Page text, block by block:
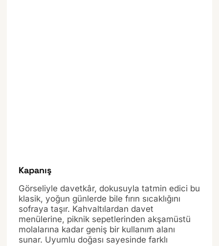
Kapanış
Görseliyle davetkâr, dokusuyla tatmin edici bu
klasik, yoğun günlerde bile fırın sıcaklığını
sofraya taşır. Kahvaltılardan davet
menülerine, piknik sepetlerinden akşamüstü
molalarına kadar geniş bir kullanım alanı
sunar. Uyumlu doğası sayesinde farklı